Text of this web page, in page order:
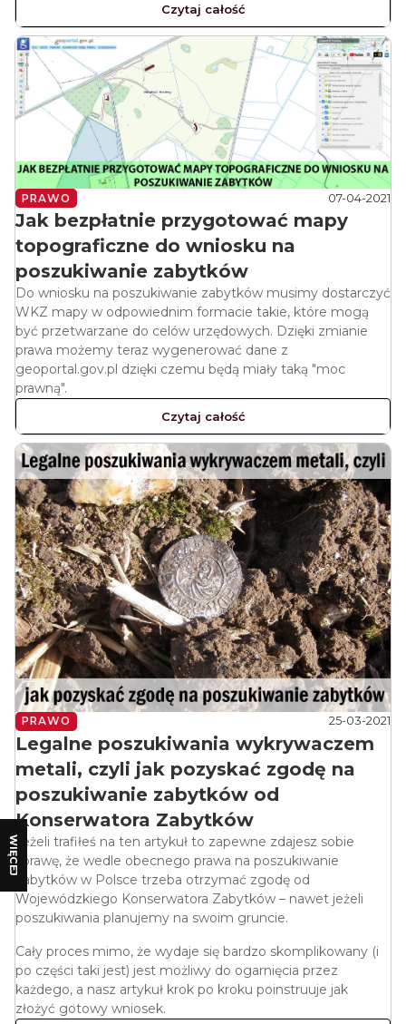
WIĘCEJ
Czytaj całość
PRAWO 07-04-2021
Jak bezpłatnie przygotować mapy
topograficzne do wniosku na
poszukiwanie zabytków
Do wniosku na poszukiwanie zabytków musimy dostarczyć
WKZ mapy w odpowiednim formacie takie, które mogą
być przetwarzane do celów urzędowych. Dzięki zmianie
prawa możemy teraz wygenerować dane z
geoportal.gov.pl dzięki czemu będą miały taką "moc
prawną".
Czytaj całość
PRAWO 25-03-2021
Legalne poszukiwania wykrywaczem
metali, czyli jak pozyskać zgodę na
poszukiwanie zabytków od
Konserwatora Zabytków
Jeżeli trafiłeś na ten artykuł to zapewne zdajesz sobie
sprawę, że wedle obecnego prawa na poszukiwanie
zabytków w Polsce trzeba otrzymać zgodę od
Wojewódzkiego Konserwatora Zabytków – nawet jeżeli
poszukiwania planujemy na swoim gruncie.
Cały proces mimo, że wydaje się bardzo skomplikowany (i
po części taki jest) jest możliwy do ogarnięcia przez
każdego, a nasz artykuł krok po kroku poinstruuje jak
złożyć gotowy wniosek.